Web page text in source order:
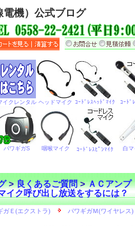
電機）公式ブログ
>良くあるご質問>ＡＣアンプ
イク呼び出し放送をするには？